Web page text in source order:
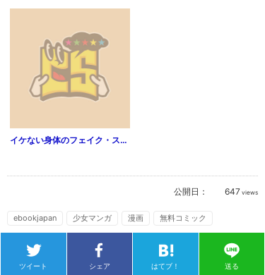
イケない身体のフェイク・スター（1）
公開日： 647 views
ebookjapan 少女マンガ 漫画 無料コミック
ツイート シェア はてブ！ 送る